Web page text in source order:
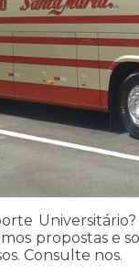
propostas e
Consulte nos.